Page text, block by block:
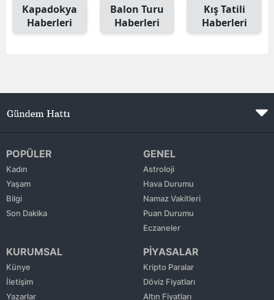
Diyarbakır
Erzincan
Gaziantep
Gümüşhane
Hatay
Isparta
Kapadokya
Haberleri
Balon Turu
Haberleri
Kış Tatili
Haberleri
POPÜLER
Kadın
Yaşam
Bilgi
Son Dakika
GENEL
Astroloji
Hava Durumu
Namaz Vakitleri
Puan Durumu
Eczaneler
KURUMSAL
Künye
İletişim
Yazarlar
PİYASALAR
Kripto Paralar
Döviz Fiyatları
Altın Fiyatları